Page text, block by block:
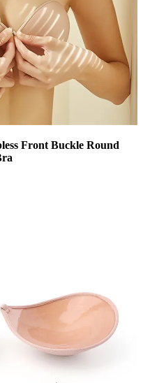
Front Buckle Round